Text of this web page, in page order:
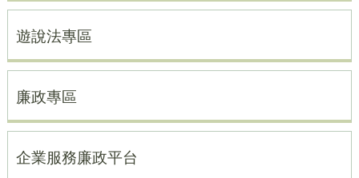
遊說法專區
廉政專區
企業服務廉政平台